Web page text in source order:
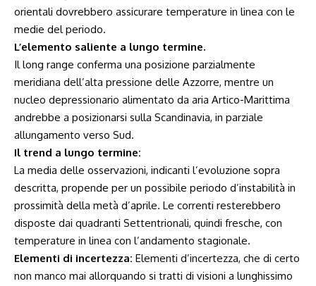
orientali dovrebbero assicurare temperature in linea con le
medie del periodo.
L’elemento saliente a lungo termine.
Il long range conferma una posizione parzialmente
meridiana dell’alta pressione delle Azzorre, mentre un
nucleo depressionario alimentato da aria Artico-Marittima
andrebbe a posizionarsi sulla Scandinavia, in parziale
allungamento verso Sud.
Il trend a lungo termine:
La media delle osservazioni, indicanti l’evoluzione sopra
descritta, propende per un possibile periodo d’instabilità in
prossimità della metà d’aprile. Le correnti resterebbero
disposte dai quadranti Settentrionali, quindi fresche, con
temperature in linea con l’andamento stagionale.
Elementi di incertezza: Elementi d’incertezza, che di certo
non manco mai allorquando si tratti di visioni a lunghissimo